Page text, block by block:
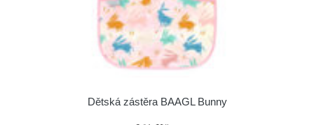
Dětská zástěra BAAGL Bunny